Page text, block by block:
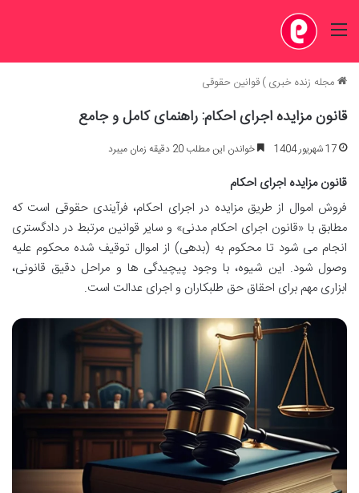
منو
مجله زنده خبری)قوانین حقوقی
قانون مزایده اجرای احکام: راهنمای کامل و جامع
17 شهریور 1404 خواندن این مطلب 20 دقیقه زمان میبرد
قانون مزایده اجرای احکام
فروش اموال از طریق مزایده در اجرای احکام، فرآیندی حقوقی است که
مطابق با «قانون اجرای احکام مدنی» و سایر قوانین مرتبط در دادگستری
انجام می شود تا محکوم به (بدهی) از اموال توقیف شده محکوم علیه
وصول شود. این شیوه، با وجود پیچیدگی ها و مراحل دقیق قانونی،
ابزاری مهم برای احقاق حق طلبکاران و اجرای عدالت است.